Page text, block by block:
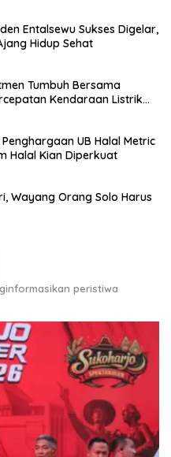
Entalsewu Sukses Digelar,
Hidup Sehat
Tumbuh Bersama
Kendaraan Listrik
UB Halal Metric
Halal Kian Diperkuat
Wayang Orang Solo Harus
peristiwa